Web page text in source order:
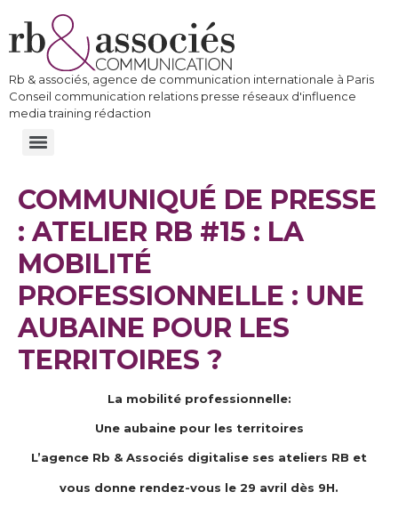
Rb & associés, agence de communication internationale à Paris
Conseil communication relations presse réseaux d'influence
media training rédaction
COMMUNIQUÉ DE PRESSE
: ATELIER RB #15 : LA
MOBILITÉ
PROFESSIONNELLE : UNE
AUBAINE POUR LES
TERRITOIRES ?
La mobilité professionnelle:
Une aubaine pour les territoires
L’agence Rb & Associés digitalise ses ateliers RB et
vous donne rendez-vous le 29 avril dès 9H.